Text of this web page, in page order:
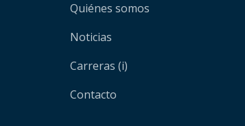
Quiénes somos
Noticias
Carreras (i)
Contacto